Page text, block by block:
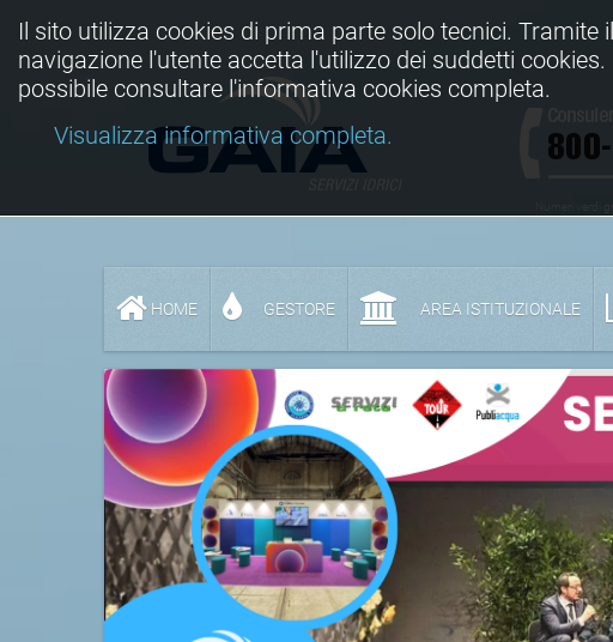
HOME GESTORE AREA ISTITUZIONALE
Il sito utilizza cookies di prima parte solo tecnici.
navigazione l'utente accetta l'utilizzo dei suddetti
possibile consultare l'informativa cookies completa.
Visualizza informativa completa.